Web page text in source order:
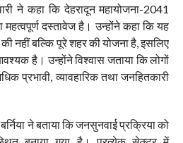
ने कहा कि देहरादून महायोजना-2041
दस्तावेज है। उन्होंने कहा कि यह
नहीं बल्कि पूरे शहर की योजना है, इसलिए
है। उन्होंने विश्वास जताया कि लोगों
प्रभावी, व्यावहारिक तथा जनहितकारी
ने बताया कि जनसुनवाई प्रक्रिया को